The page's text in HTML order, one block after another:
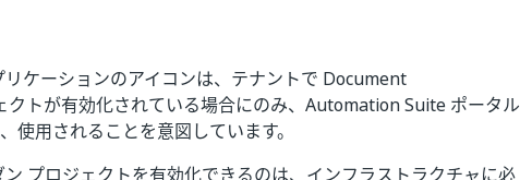
ケーションのアイコンは、テナントで Document
トが有効化されている場合にのみ、Automation Suite ポータル
使用されることを意図しています。
プロジェクトを有効化できるのは、インフラストラクチャに必